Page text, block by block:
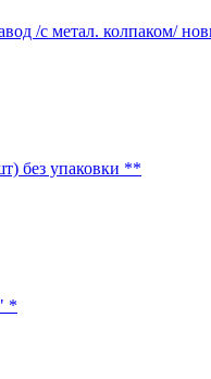
/с метал. колпаком/
без упаковки **
*